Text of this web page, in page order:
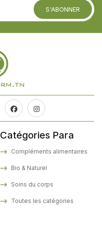
S'ABONNER
Catégories Para
Compléments alimentaires
Bio & Naturel
Soins du corps
Toutes les catégories